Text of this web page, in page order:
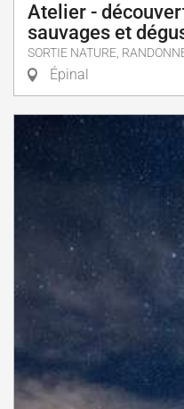
Atelier -
sauvages et
SORTIE NATURE,
Épinal